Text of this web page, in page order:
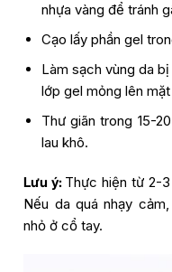
nhựa vàng để tránh
Cạo lấy phần gel
Làm sạch vùng da
lớp gel mỏng lên
Thư giãn trong 15-
lau khô.
Lưu ý: Thực hiện từ 2-
Nếu da quá nhạy
nhỏ ở cổ tay.